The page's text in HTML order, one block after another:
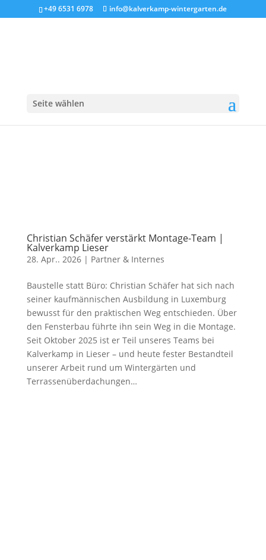
+49 6531 6978 info@kalverkamp-wintergarten.de
Seite wählen
Christian Schäfer verstärkt Montage-Team |
Kalverkamp Lieser
28. Apr.. 2026| Partner & Internes
Baustelle statt Büro: Christian Schäfer hat sich nach
seiner kaufmännischen Ausbildung in Luxemburg
bewusst für den praktischen Weg entschieden. Über
den Fensterbau führte ihn sein Weg in die Montage.
Seit Oktober 2025 ist er Teil unseres Teams bei
Kalverkamp in Lieser – und heute fester Bestandteil
unserer Arbeit rund um Wintergärten und
Terrassenüberdachungen…